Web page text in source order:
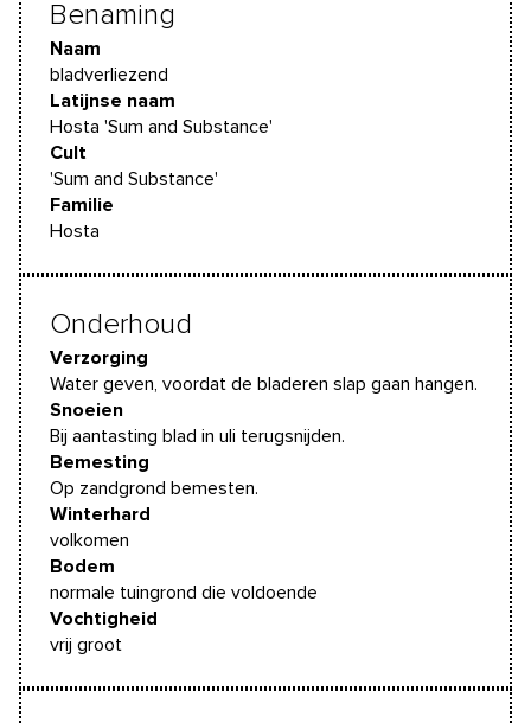
Benaming
Naam
bladverliezend
Latijnse naam
Hosta 'Sum and Substance'
Cult
'Sum and Substance'
Familie
Hosta
Onderhoud
Verzorging
Water geven, voordat de bladeren slap gaan hangen.
Snoeien
Bij aantasting blad in uli terugsnijden.
Bemesting
Op zandgrond bemesten.
Winterhard
volkomen
Bodem
normale tuingrond die voldoende
Vochtigheid
vrij groot